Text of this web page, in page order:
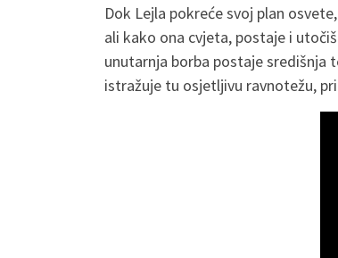
Dok Lejla pokreće svoj plan
ali kako ona cvjeta, postaje i
unutarnja borba postaje središnja
istražuje tu osjetljivu ravnotežu,